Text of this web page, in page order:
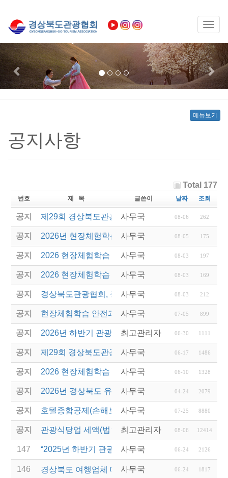
Previous
메뉴보기
공지사항
Total 177
번호 제 목 글쓴이 날짜 조회
공지 제29회 경상북도관광기념품공모전 결과발표
사무국 08-06 262
공지 2026년 현장체험학습 안전과정(신규.재강습) 교육
사무국 08-05 175
공지 2026 현장체험학습 안전과정 교육(신규. 재강습)
사무국 08-03 197
공지 2026 현장체험학습 안전과정(신규. 재강습) 교육 성
사무국 08-03 169
공지 경상북도관광협회, 중국 단동 해외여행상품 개발 팸
사무국 08-03 212
공지 현장체험학습 안전과정(신규/재강습) 안내
사무국 07-05 899
공지 2026년 하반기 관광진흥개발기금 융자 시행 안내
최고관리자 06-30 1111
공지 제29회 경상북도관광기념품공모전 개최
사무국 06-17 1486
공지 2026 현장체험학습 안전과정(신규.재강습)
사무국 06-10 1328
공지 2026년 경상북도 유니크베뉴를 활용한 MICE행사
사무국 04-24 2079
공지 호텔종합공제(손해보험) 서비스 안내
사무국 07-25 8880
공지 관광식당업 세액(법인세 및 소득세)감면 제도 안내
최고관리자 08-06 12414
147 “2025년 하반기 관광진흥개발기금” 융자 관련 설명
사무국 06-24 2126
146 경상북도 여행업체 대상 울릉도 ․ 독도 팸투어 안내
사무국 06-24 1817